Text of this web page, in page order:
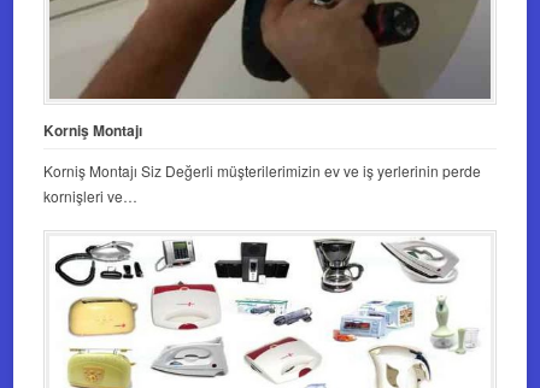
Korniş Montajı
Korniş Montajı Siz Değerli müşterilerimizin ev ve iş yerlerinin perde
kornişleri ve…